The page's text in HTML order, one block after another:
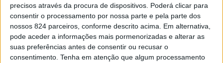
precisos através da procura de dispositivos. Poderá clicar para
consentir o processamento por nossa parte e pela parte dos
nossos 824 parceiros, conforme descrito acima. Em alternativa,
pode aceder a informações mais pormenorizadas e alterar as
suas preferências antes de consentir ou recusar o
consentimento. Tenha em atenção que algum processamento
Agrupamentos de Escolas do Bonfim e José Régio, da
Escola Secundária de S. Lourenço e do Instituto
Politécnico de Portalegre